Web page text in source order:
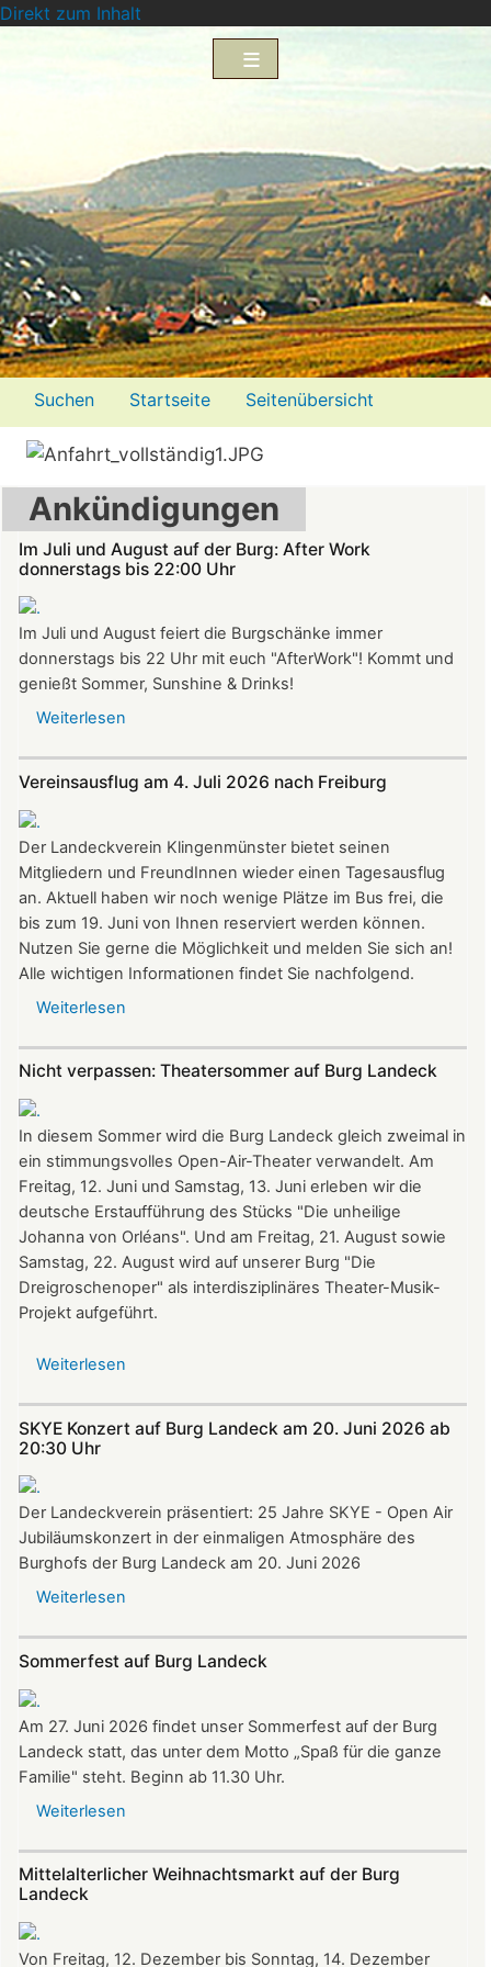
Direkt zum Inhalt
Menü2
Suchen Startseite
Seitenübersicht
Impressum
Datenschutzerklärung
Ankündigungen
Im Juli und August auf der Burg: After Work
donnerstags bis 22:00 Uhr
Im Juli und August feiert die Burgschänke immer
donnerstags bis 22 Uhr mit euch "AfterWork"! Kommt und
genießt Sommer, Sunshine & Drinks!
Weiterlesen
und
auf
der
Burg:
After
Work
donnerstags
Uhr
Vereinsausflug am 4. Juli 2026 nach Freiburg
Der Landeckverein Klingenmünster bietet seinen
Mitgliedern und FreundInnen wieder einen Tagesausflug
an. Aktuell haben wir noch wenige Plätze im Bus frei, die
bis zum 19. Juni von Ihnen reserviert werden können.
Nutzen Sie gerne die Möglichkeit und melden Sie sich an!
Alle wichtigen Informationen findet Sie nachfolgend.
Weiterlesen
4.
2026
nach
Freiburg
Nicht verpassen: Theatersommer auf Burg Landeck
In diesem Sommer wird die Burg Landeck gleich zweimal in
ein stimmungsvolles Open-Air-Theater verwandelt. Am
Freitag, 12. Juni und Samstag, 13. Juni erleben wir die
deutsche Erstaufführung des Stücks "Die unheilige
Johanna von Orléans". Und am Freitag, 21. August sowie
Samstag, 22. August wird auf unserer Burg "Die
Dreigroschenoper" als interdisziplinäres Theater-Musik-
Projekt aufgeführt.
Weiterlesen
Theatersommer
Landeck
SKYE Konzert auf Burg Landeck am 20. Juni 2026 ab
20:30 Uhr​​​​​​​​​​​​​​
Der Landeckverein präsentiert: 25 Jahre SKYE - Open Air
Jubiläumskonzert in der einmaligen Atmosphäre des
Burghofs der Burg Landeck am 20. Juni 2026
Weiterlesen
auf
Landeck
am
20.
ab
20:30
Sommerfest auf Burg Landeck
Am 27. Juni 2026 findet unser Sommerfest auf der Burg
Landeck statt, das unter dem Motto „Spaß für die ganze
Familie" steht. Beginn ab 11.30 Uhr.
Weiterlesen
Burg
Mittelalterlicher Weihnachtsmarkt auf der Burg
Landeck
Von Freitag, 12. Dezember bis Sonntag, 14. Dezember